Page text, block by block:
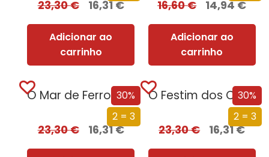
23,30€ 16,31€
Adicionar ao
carrinho
16,60€ 14,94€
Adicionar ao
carrinho
30%
2 = 3
O Mar de Ferro (Edição especial limitada)
23,30€ 16,31€
30%
2 = 3
O Festim dos Corvos (Edição especial limitada)
23,30€ 16,31€